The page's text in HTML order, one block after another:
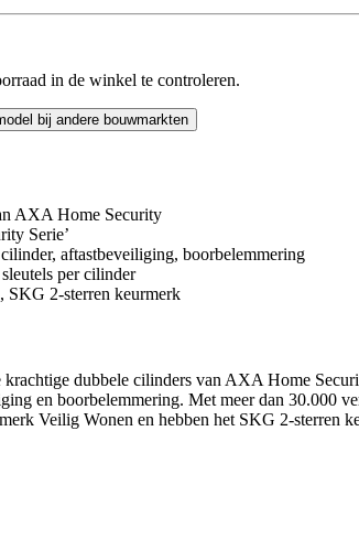
in de winkel te controleren.
bij andere bouwmarkten
AXA Home Security
Serie’
aftastbeveiliging, boorbelemmering
per cilinder
SKG 2-sterren keurmerk
dubbele cilinders van AXA Home
en boorbelemmering. Met meer dan 30.000
Veilig Wonen en hebben het SKG 2-sterren